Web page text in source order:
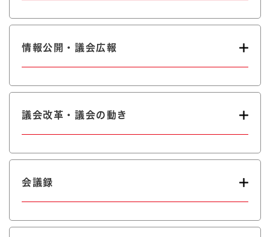
情報公開・議会広報
議会改革・議会の動き
会議録